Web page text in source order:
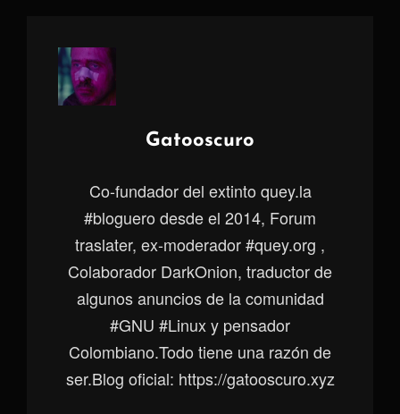
Autor:
Gatooscuro
Co-fundador del extinto quey.la
#bloguero desde el 2014, Forum
traslater, ex-moderador #quey.org ,
Colaborador DarkOnion, traductor de
algunos anuncios de la comunidad
#GNU #Linux y pensador
Colombiano.Todo tiene una razón de
ser.Blog oficial: https://gatooscuro.xyz